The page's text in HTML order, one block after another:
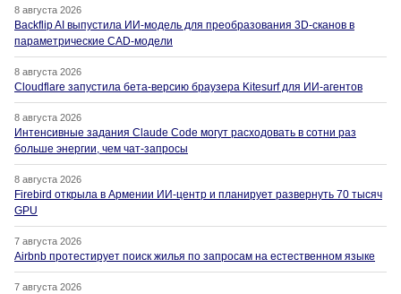
8 августа 2026
Backflip AI выпустила ИИ-модель для преобразования 3D-сканов в
параметрические CAD-модели
8 августа 2026
Cloudflare запустила бета-версию браузера Kitesurf для ИИ-агентов
8 августа 2026
Интенсивные задания Claude Code могут расходовать в сотни раз
больше энергии, чем чат-запросы
8 августа 2026
Firebird открыла в Армении ИИ-центр и планирует развернуть 70 тысяч
GPU
7 августа 2026
Airbnb протестирует поиск жилья по запросам на естественном языке
7 августа 2026